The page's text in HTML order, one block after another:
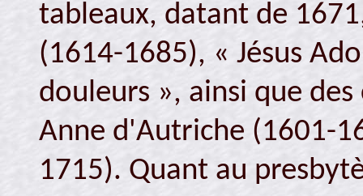
tableaux, datant de
(1614-1685), « Jésus
douleurs », ainsi que
Anne d'Autriche (1601-
1715). Quant au